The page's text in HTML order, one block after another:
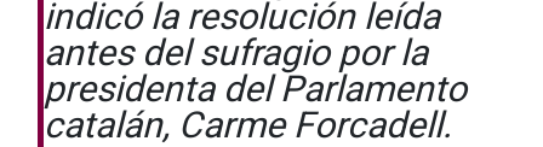
indicó la resolución leída
antes del sufragio por la
presidenta del Parlamento
catalán, Carme Forcadell.